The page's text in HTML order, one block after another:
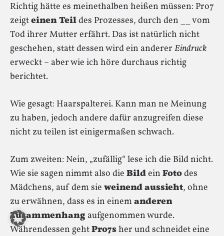
Richtig hätte es meinethalben heißen müssen: Pro7
zeigteinen Teildes Prozesses, durch den __ vom
Tod ihrer Mutter erfährt. Das ist natürlich nicht
geschehen, statt dessen wird ein anderer Eindruck
erweckt – aber wie ich höre durchaus richtig
berichtet.
Wie gesagt: Haarspalterei. Kann man ne Meinung
zu haben, jedoch andere dafür anzugreifen diese
nicht zu teilen ist einigermaßen schwach.
Zum zweiten: Nein, „zufällig“ lese ich die Bild nicht.
Wie sie sagen nimmt also die Bildein Fotodes
Mädchens, auf dem sie weinend aussieht, ohne
zu erwähnen, dass es in einemanderen
Zusammenhang aufgenommen wurde.
Währendessen gehtPro7sher und schneidet eine